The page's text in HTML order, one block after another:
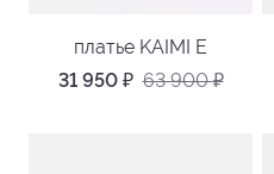
платье KAIMI E
31 950 ₽ 63 900₽